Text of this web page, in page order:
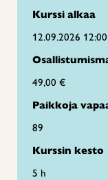
Kurssi alkaa
12.09.2026 12:00
49,00 €
Paikkoja
89
Kurssin kesto
5 h